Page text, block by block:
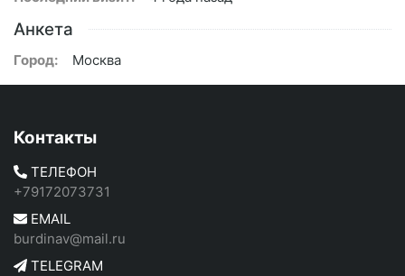
Анкета
Город: Москва
Контакты
ТЕЛЕФОН
+79172073731
EMAIL
burdinav@mail.ru
TELEGRAM